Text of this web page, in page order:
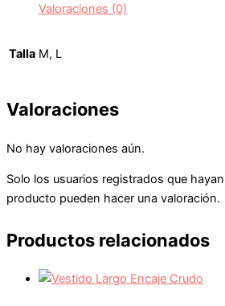
Valoraciones (0)
Talla M, L
Valoraciones
No hay valoraciones aún.
Solo los usuarios registrados que
producto pueden hacer una valoración.
Productos relacionados